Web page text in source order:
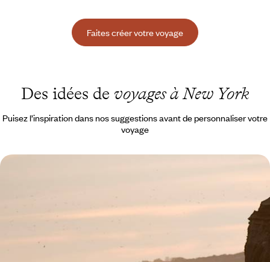
Faites créer votre voyage
Des idées de voyages à New York
Puisez l’inspiration dans nos suggestions avant de personnaliser votre
voyage
Vivre comme un vrai New Yorkais en combinant l’effervescence de
Manhattan et l’air marin des Hamptons